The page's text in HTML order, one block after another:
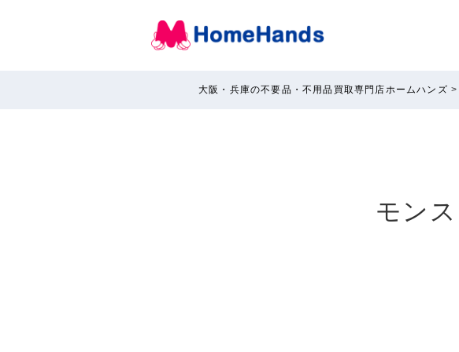
大阪・兵庫の不要品・不用品買取専門店ホームハンズ >
モン